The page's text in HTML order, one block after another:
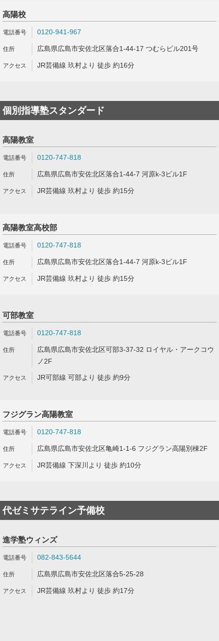
高陽校
0120-941-967
広島県広島市安佐北区落合1-44-17 つむらビル201号
JR芸備線 玖村より 徒歩 約16分
個別指導塾スタンダード
高陽教室
0120-747-818
広島県広島市安佐北区落合1-44-7 河原k-3ビル1F
JR芸備線 玖村より 徒歩 約15分
高陽教室高校部
0120-747-818
広島県広島市安佐北区落合1-44-7 河原k-3ビル1F
JR芸備線 玖村より 徒歩 約15分
可部教室
0120-747-818
広島県広島市安佐北区可部3-37-32 ロイヤル・アークコウ
ノ2F
JR可部線 可部より 徒歩 約9分
フジグラン高陽教室
0120-747-818
広島県広島市安佐北区亀崎1-1-6 フジグラン高陽別棟2F
JR芸備線 下深川より 徒歩 約10分
代ゼミサテライン予備校
進学塾ウィンズ
082-843-5644
広島県広島市安佐北区落合5-25-28
JR芸備線 玖村より 徒歩 約17分